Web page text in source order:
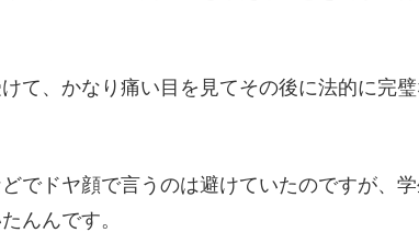
て、かなり痛い目を見てその後に法的に完
でドヤ顔で言うのは避けていたのですが、学
んんです。